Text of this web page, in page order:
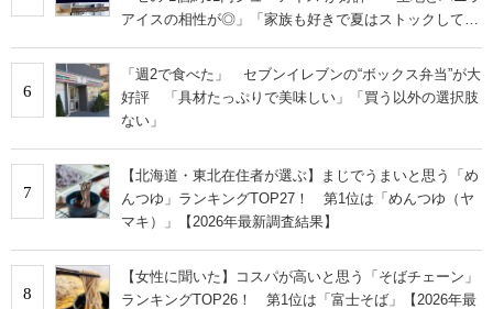
アイスの相性が◎」「家族も好きで夏はストックして
6
「週2で食べた」 セブンイレブンの“ボックス弁当”が大
好評 「具材たっぷりで美味しい」「買う以外の選択肢
ない」
7
【北海道・東北在住者が選ぶ】まじでうまいと思う「め
んつゆ」ランキングTOP27！ 第1位は「めんつゆ（ヤ
マキ）」【2026年最新調査結果】
8
【女性に聞いた】コスパが高いと思う「そばチェーン」
ランキングTOP26！ 第1位は「富士そば」【2026年最